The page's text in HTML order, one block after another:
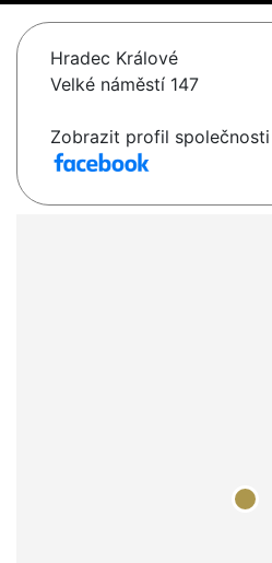
Hradec Králové
Velké náměstí 147
Zobrazit profil společnosti